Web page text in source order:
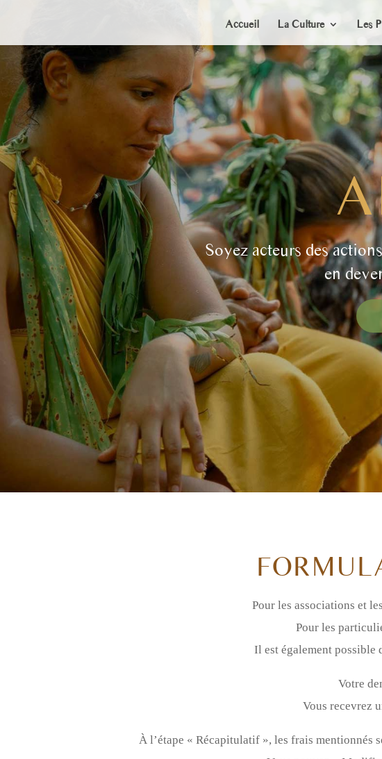
Accueil La Culture Les
Soyez acteurs des
en
Pour les associations et
Pour les
Il est également possible
Votre
Vous recevrez
À l’étape « Récapitulatif », les frais mentionnés